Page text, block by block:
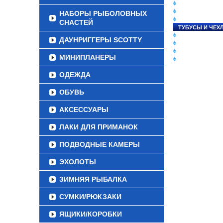
НАБОРЫ РЫБОЛОВНЫХ
СНАСТЕЙ
ДАУНРИГГЕРЫ SCOTTY
МИНИПЛАНЕРЫ
ОДЕЖДА
ОБУВЬ
АКСЕССУАРЫ
ЛАКИ ДЛЯ ПРИМАНОК
ПОДВОДНЫЕ КАМЕРЫ
ЭХОЛОТЫ
ЗИМНЯЯ РЫБАЛКА
СУМКИ/РЮКЗАКИ
ЯЩИКИ/КОРОБКИ
ТУБУСЫ И